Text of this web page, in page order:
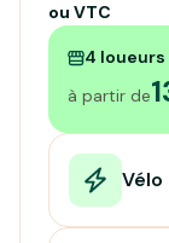
ou VTC
4
à partir de